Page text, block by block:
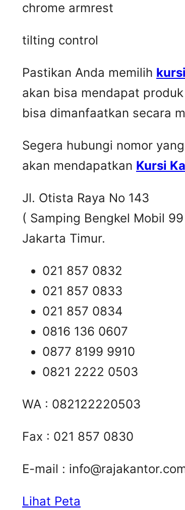
chrome armrest
tilting control
Pastikan Anda memilih
akan bisa mendapat
bisa dimanfaatkan secara
Segera hubungi nomor
akan mendapatkan Kursi
Jl. Otista Raya No 143
( Samping Bengkel Mobil
Jakarta Timur.
021 857 0832
021 857 0833
021 857 0834
0816 136 0607
0877 8199 9910
0821 2222 0503
WA : 082122220503
Fax : 021 857 0830
E-mail :
Lihat Peta